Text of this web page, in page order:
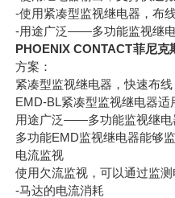
-使用紧凑型监视继电器，布
-用途广泛——多功能监视继
PHOENIX CONTACT菲尼克
方案：
紧凑型监视继电器，快速布
EMD-BL紧凑型监视继电器适
用途广泛——多功能监视继电
多功能EMD监视继电器能够
电流监视
使用欠流监视，可以通过监
-马达的电流消耗